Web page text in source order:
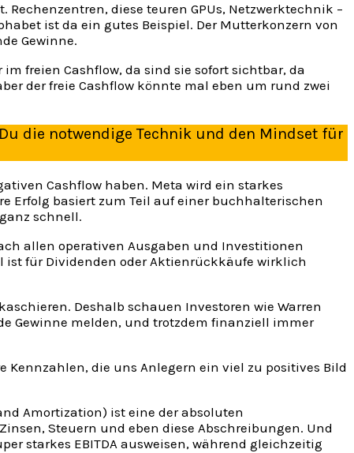
diese teuren GPUs, Netzwerktechnik –
ist da ein gutes Beispiel. Der Mutterkonzern von
Gewinne.
freien Cashflow, da sind sie sofort sichtbar, da
der freie Cashflow könnte mal eben um rund zwei
die notwendige Technik und den Mindset für
Cashflow haben. Meta wird ein starkes
Erfolg basiert zum Teil auf einer buchhalterischen
schnell.
allen operativen Ausgaben und Investitionen
für Dividenden oder Aktienrückkäufe wirklich
Deshalb schauen Investoren wie Warren
Gewinne melden, und trotzdem finanziell immer
die uns Anlegern ein viel zu positives Bild
Amortization) ist eine der absoluten
Steuern und eben diese Abschreibungen. Und
starkes EBITDA ausweisen, während gleichzeitig